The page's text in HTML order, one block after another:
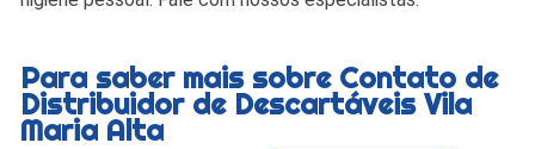
Para saber mais sobre Contato de
Distribuidor de Descartáveis Vila
Maria Alta